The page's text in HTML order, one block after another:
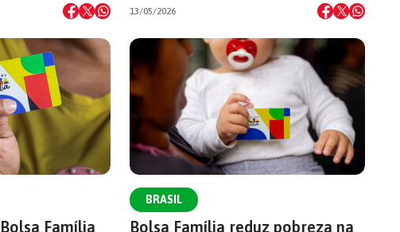
13/05/2026
Família
BRASIL
Bolsa Família reduz pobreza na